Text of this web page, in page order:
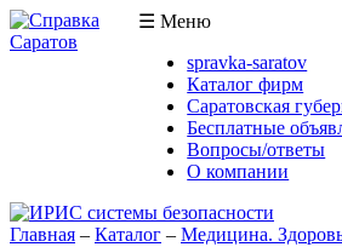
☰ Меню
spravka-saratov
Каталог фирм
Саратовская
Бесплатные
Вопросы/ответы
О компании
Главная – Каталог – Медицина.